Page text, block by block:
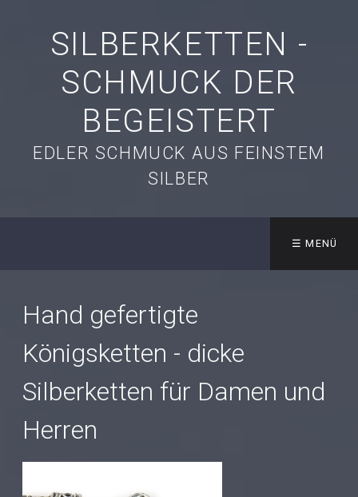
SILBERKETTEN -
SCHMUCK DER
BEGEISTERT
EDLER SCHMUCK AUS FEINSTEM
SILBER
☰ MENÜ
Hand gefertigte
Königsketten - dicke
Silberketten für Damen und
Herren